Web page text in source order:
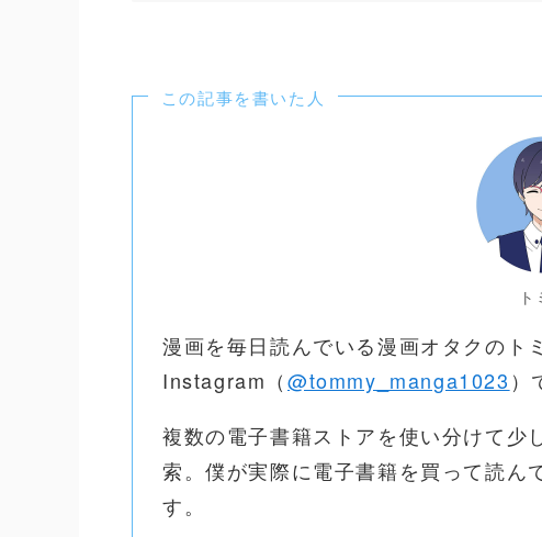
この記事を書いた人
漫画を毎日読んでいる漫画オタクのト
Instagram（@tommy_manga1023 ）
複数の電子書籍ストアを使い分けて少
索。僕が実際に電子書籍を買って読ん
す。